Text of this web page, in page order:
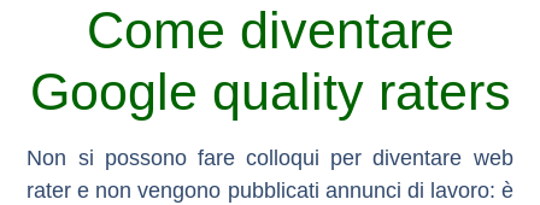
Come diventare
Google quality raters
Non si possono fare colloqui per diventare web
rater e non vengono pubblicati annunci di lavoro: è